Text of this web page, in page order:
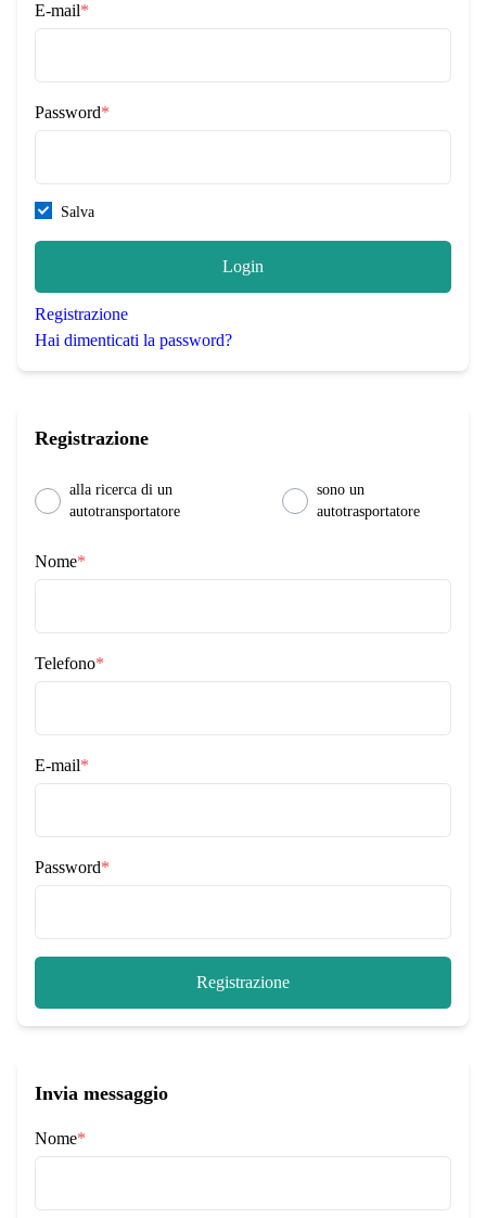
E-mail*
Password*
Salva
Login
Registrazione
Hai dimenticati la password?
Registrazione
alla ricerca di un
autotransportatore
sono un
autotrasportatore
Nome*
Telefono*
E-mail*
Password*
Registrazione
Invia messaggio
Nome*